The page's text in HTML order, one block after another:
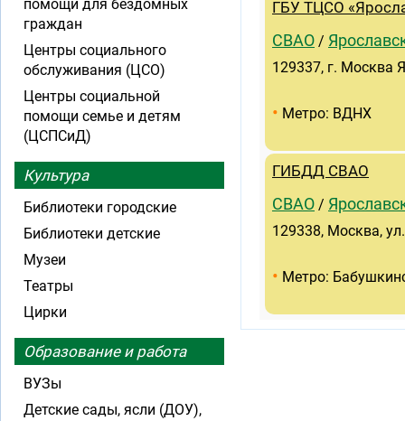
ГБУ ТЦСО
СВАО /
129337, г. Москва
• Метро: ВДНХ
ГИБДД СВАО
СВАО /
129338, Москва,
• Метро:
помощи для бездомных
граждан
Центры социального
обслуживания (ЦСО)
Центры социальной
помощи семье и детям
(ЦСПСиД)
Культура
Библиотеки городские
Библиотеки детские
Музеи
Театры
Цирки
Образование и работа
ВУЗы
Детские сады, ясли (ДОУ),